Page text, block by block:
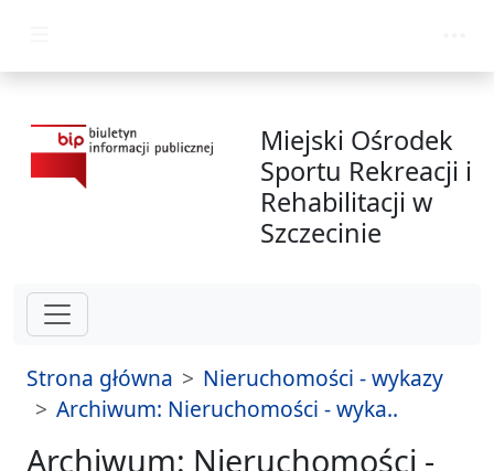
Miejski Ośrodek
Sportu Rekreacji i
Rehabilitacji w
Szczecinie
Strona główna
Nieruchomości - wykazy
Archiwum: Nieruchomości - wyka..
Archiwum: Nieruchomości -